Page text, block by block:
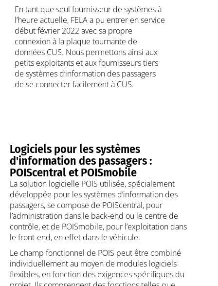
En tant que seul fournisseur de systèmes à
l’heure actuelle, FELA a pu entrer en service
début février 2022 avec sa propre
connexion à la plaque tournante de
données CUS. Nous permettons ainsi aux
petits exploitants et aux fournisseurs tiers
de systèmes d’information des passagers
de se connecter facilement à CUS.
Logiciels pour les systèmes
d'information des passagers :
POIScentral et POISmobile
La solution logicielle POIS utilisée, spécialement
développée pour les systèmes d’information des
passagers, se compose de POIScentral, pour
l’administration dans le back-end ou le centre de
contrôle, et de POISmobile, pour l’exploitation dans
le front-end, en effet dans le véhicule.
Le champ fonctionnel de POIS peut être combiné
individuellement au moyen de modules logiciels
flexibles, en fonction des exigences spécifiques du